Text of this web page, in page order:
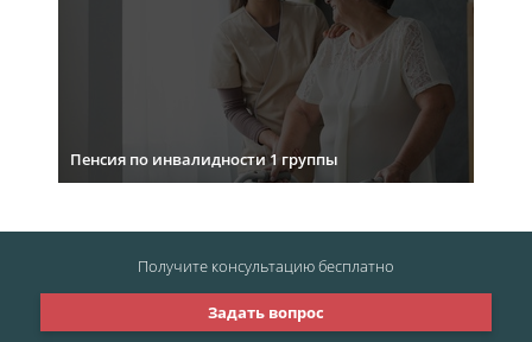
Пенсия по инвалидности 1 группы
Задать вопрос
Получите консультациюбесплатно